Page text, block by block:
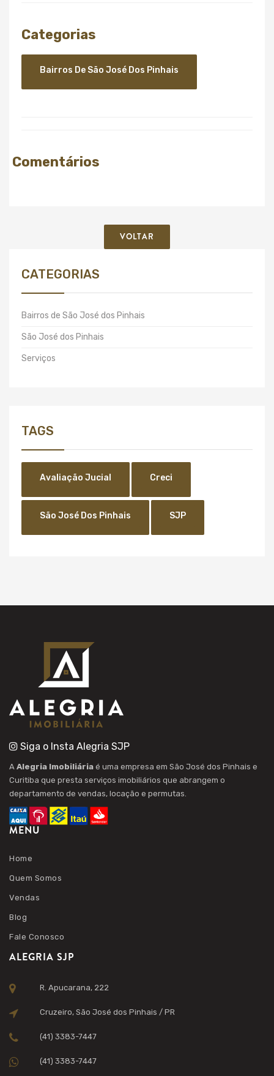
Categorias
Bairros De São José Dos Pinhais
Comentários
VOLTAR
CATEGORIAS
Bairros de São José dos Pinhais
São José dos Pinhais
Serviços
TAGS
Avaliação Jucial Creci
São José Dos Pinhais SJP
Siga o Insta Alegria SJP
A Alegria Imobiliária é uma empresa em São José dos Pinhais e
Curitiba que presta serviços imobiliários que abrangem o
departamento de vendas, locação e permutas.
MENU
Home
Quem Somos
Vendas
Blog
Fale Conosco
ALEGRIA SJP
R. Apucarana, 222
Cruzeiro, São José dos Pinhais / PR
(41) 3383-7447
(41) 3383-7447